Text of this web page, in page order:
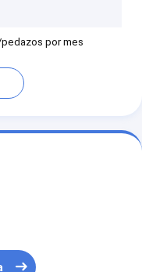
por mes